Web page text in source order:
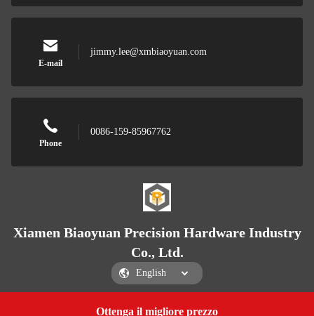
Ottenga il migliore prezzo
E-mail
jimmy.lee@xmbiaoyuan.com
Phone
0086-159-85967762
Xiamen Biaoyuan Precision Hardware Industry
Co., Ltd.
Xiamen Biaoyuan Precision Hardware Industry Co., Ltd.
Get a Quote